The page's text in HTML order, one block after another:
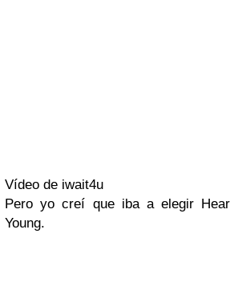
Vídeo de iwait4u
Pero yo creí que iba a elegir
Young.